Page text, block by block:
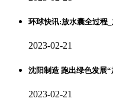
环球快讯:放水囊全过程
2023-02-21
沈阳制造 跑出绿色发展“
2023-02-21